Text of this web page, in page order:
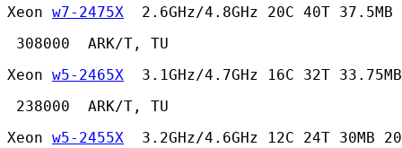
Xeon w7-2475X
2.6GHz/4.8GHz 20C 40T 37.5MB
308000  ARK/T, TU
Xeon w5-2465X
3.1GHz/4.7GHz 16C 32T
238000  ARK/T, TU
Xeon w5-2455X
3.2GHz/4.6GHz 12C 24T 30MB